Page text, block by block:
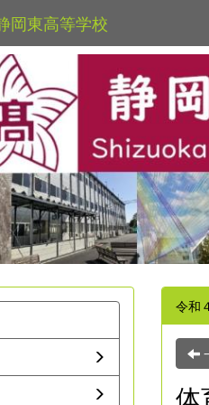
岡東高等学校
令和
体